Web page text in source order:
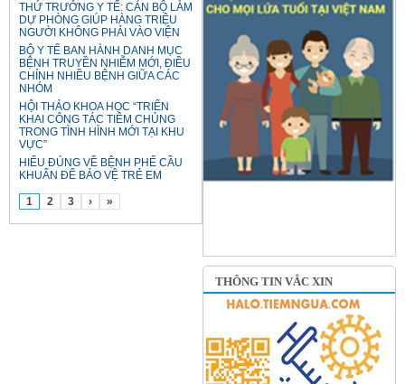
THỨ TRƯỞNG Y TẾ: CÁN BỘ LÀM
DỰ PHÒNG GIÚP HÀNG TRIỆU
NGƯỜI KHÔNG PHẢI VÀO VIỆN
BỘ Y TẾ BAN HÀNH DANH MỤC
BỆNH TRUYỀN NHIỄM MỚI, ĐIỀU
CHỈNH NHIỀU BỆNH GIỮA CÁC
NHÓM
HỘI THẢO KHOA HỌC “TRIỂN
KHAI CÔNG TÁC TIÊM CHỦNG
TRONG TÌNH HÌNH MỚI TẠI KHU
VỰC”
HIỂU ĐÚNG VỀ BỆNH PHẾ CẦU
KHUẨN ĐỂ BẢO VỆ TRẺ EM
1 2 3 › »
THÔNG TIN VẮC XIN